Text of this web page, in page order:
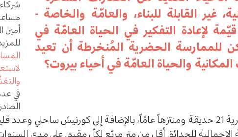
غير القابلة للبناء، والعامّة والخاصة -
لإعادة التفكير في الحياة العامّة في
للممارسة الحضرية المُنخرطة أن تعيد
والحياة العامّة في أحياء بيروت؟
أمين
في
تضمّ منطقة بيروت الإدارية 21 حديقة ومنتزهاً عامّاً، بالإضافة إلى كورنيش
الإجمالية للحدائق أقل من متر مربّع لكلّ مقيم. على مدى